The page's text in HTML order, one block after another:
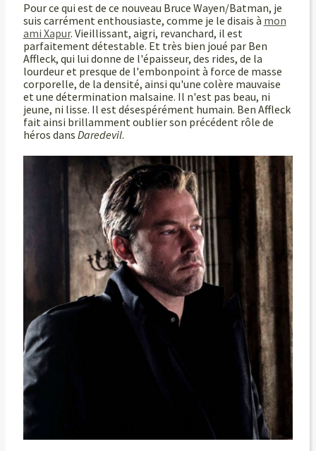
Pour ce qui est de ce nouveau Bruce Wayen/Batman, je
suis carrément enthousiaste, comme je le disais à mon
ami Xapur. Vieillissant, aigri, revanchard, il est
parfaitement détestable. Et très bien joué par Ben
Affleck, qui lui donne de l'épaisseur, des rides, de la
lourdeur et presque de l'embonpoint à force de masse
corporelle, de la densité, ainsi qu'une colère mauvaise
et une détermination malsaine. Il n'est pas beau, ni
jeune, ni lisse. Il est désespérément humain. Ben Affleck
fait ainsi brillamment oublier son précédent rôle de
héros dans Daredevil.